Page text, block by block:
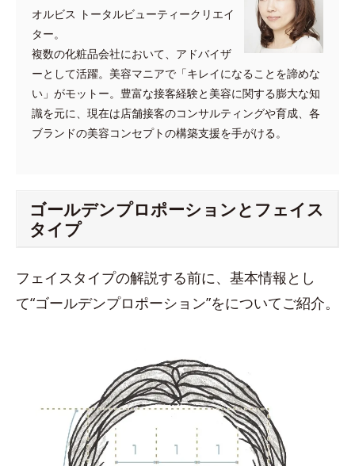
オルビス トータルビューティークリエイ
ター。
複数の化粧品会社において、アドバイザ
ーとして活躍。美容マニアで「キレイになることを諦めな
い」がモットー。豊富な接客経験と美容に関する膨大な知
識を元に、現在は店舗接客のコンサルティングや育成、各
ブランドの美容コンセプトの構築支援を手がける。
ゴールデンプロポーションとフェイス
タイプ
フェイスタイプの解説する前に、基本情報とし
て“ゴールデンプロポーション”をについてご紹介。